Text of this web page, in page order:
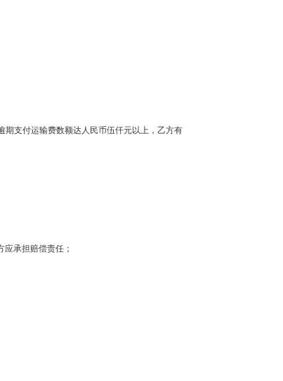
期支付运输费数额达人民币伍仟元以上，乙方有
承担赔偿责任；